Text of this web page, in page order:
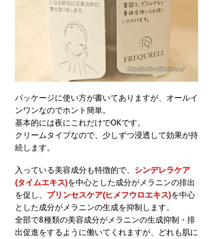
パッケージに使い方が書いてありますが、オールイ
ンワンなのでホント簡単。
基本的には夜にこれだけでOKです。
クリームタイプなので、少しずつ浸透して効果が持
続します。
入っている美容成分も特徴的で、 シンデレラケア
(タイムエキス)を中心とした成分がメラニンの排出
を促し、 プリンセスケア(ヒメフウロエキス)を中心
とした成分がメラニンの生成を抑制します。
全部で8種類の美容成分がメラニンの生成抑制・排
出促進をするように働いてくれますが、どれも肌に